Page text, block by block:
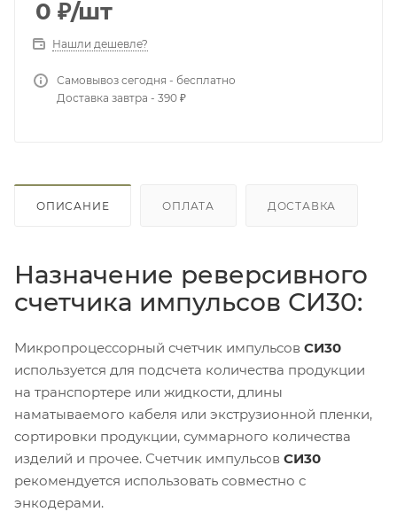
0 ₽/шт
Нашли дешевле?
Самовывоз сегодня - бесплатно
Доставка завтра - 390 ₽
ОПИСАНИЕ ОПЛАТА ДОСТАВКА
Назначение реверсивного
счетчика импульсов СИ30:
Микропроцессорный счетчик импульсов СИ30
используется для подсчета количества продукции
на транспортере или жидкости, длины
наматываемого кабеля или экструзионной пленки,
сортировки продукции, суммарного количества
изделий и прочее. Счетчик импульсов СИ30
рекомендуется использовать совместно с
энкодерами.